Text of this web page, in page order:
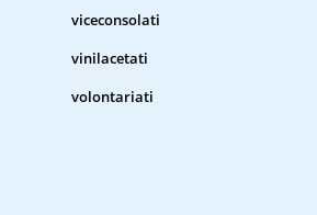
viceconsolati
vinilacetati
volontariati